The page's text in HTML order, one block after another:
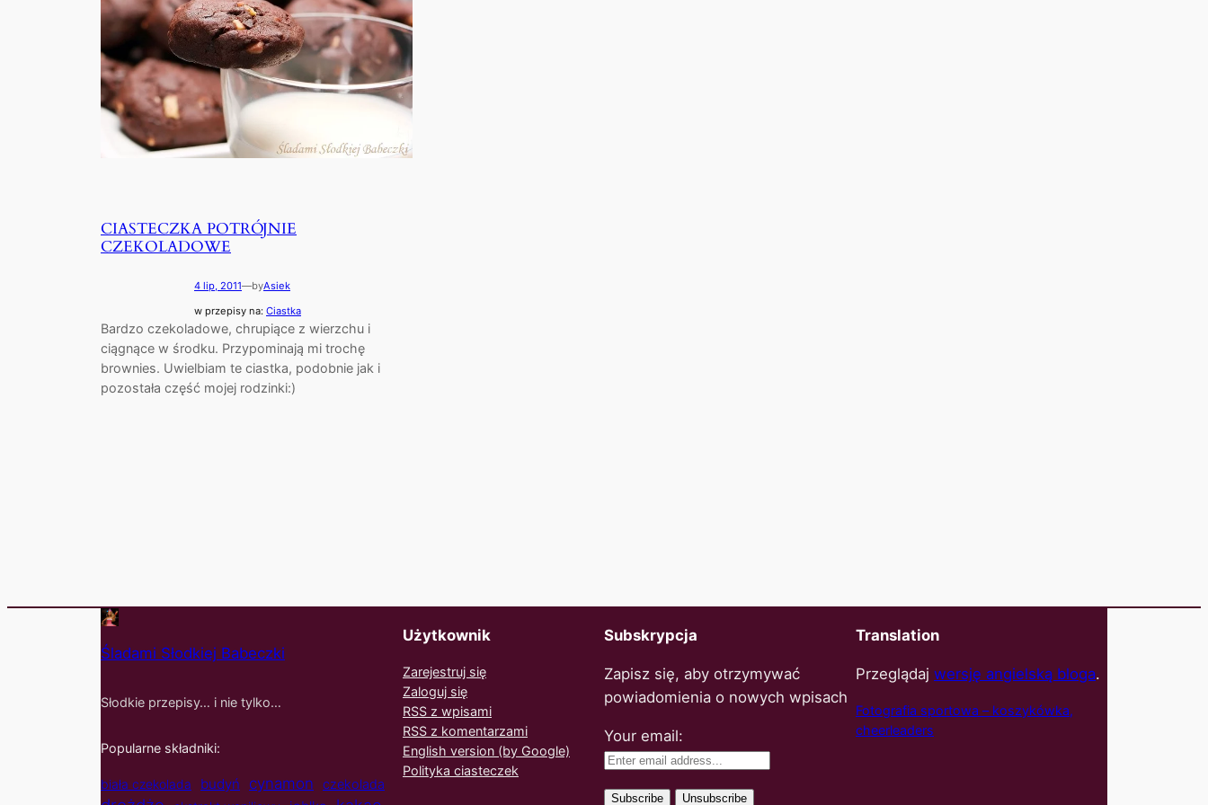
CIASTECZKA POTRÓJNIE
CZEKOLADOWE
4 lip, 2011—byAsiek
w przepisy na: Ciastka
Bardzo czekoladowe, chrupiące z wierzchu i
ciągnące w środku. Przypominają mi trochę
brownies. Uwielbiam te ciastka, podobnie jak i
pozostała część mojej rodzinki:)
Śladami Słodkiej Babeczki
Słodkie przepisy… i nie tylko…
Popularne składniki:
biała czekolada budyń cynamon czekolada
Użytkownik
Zarejestruj się
Zaloguj się
RSS z wpisami
RSS z komentarzami
English version (by Google)
Polityka ciasteczek
Subskrypcja
Zapisz się, aby otrzymywać
powiadomienia o nowych wpisach
Your email:
Translation
Przeglądaj wersję angielską bloga.
Fotografia sportowa – koszykówka,
cheerleaders